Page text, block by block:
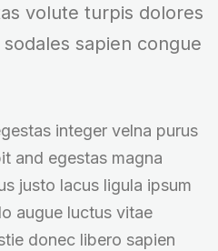
volute turpis dolores
sapien congue
integer velna purus
and egestas magna
justo lacus ligula ipsum
augue luctus vitae
donec libero sapien